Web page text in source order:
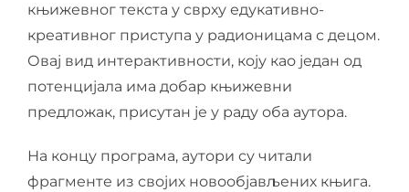
књижевног текста у сврху едукативно-
креативног приступа у радионицама с децом.
Овај вид интерактивности, коју као један од
потенцијала има добар књижевни
предложак, присутан је у раду оба аутора.
На концу програма, аутори су читали
фрагменте из својих новообјављених књига.